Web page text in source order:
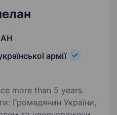
армії
more than 5 years.